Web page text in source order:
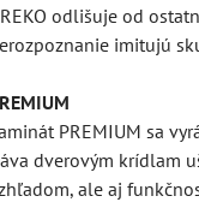
odlišuje od
imitujú
PREMIUM sa
dverovým krídlam
ale aj